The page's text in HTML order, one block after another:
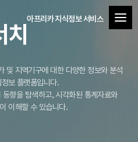
아프리카 지식정보 서비스
및 지역기구에 대한 다양한 정보와 분석
보 플랫폼입니다.
향을 탐색하고, 시각화된 통계자료와
이해할 수 있습니다.